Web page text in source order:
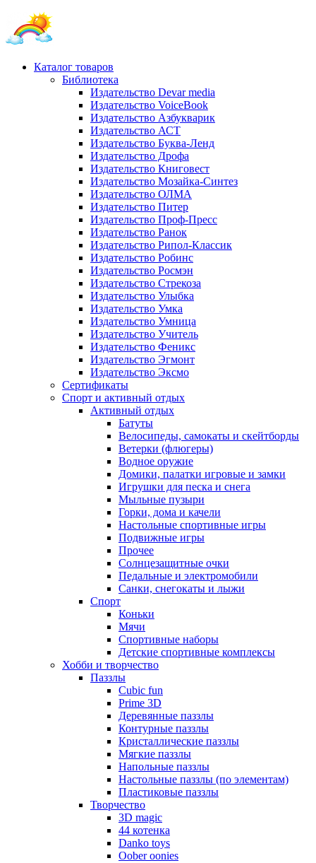
Каталог товаров
Библиотека
Издательство Devar media
Издательство VoiceBook
Издательство Азбукварик
Издательство АСТ
Издательство Буква-Ленд
Издательство Дрофа
Издательство Книговест
Издательство Мозайка-Синтез
Издательство ОЛМА
Издательство Питер
Издательство Проф-Пресс
Издательство Ранок
Издательство Рипол-Классик
Издательство Робинс
Издательство Росмэн
Издательство Стрекоза
Издательство Улыбка
Издательство Умка
Издательство Умница
Издательство Учитель
Издательство Феникс
Издательство Эгмонт
Издательство Эксмо
Сертификаты
Спорт и активный отдых
Активный отдых
Батуты
Велосипеды, самокаты и скейтборды
Ветерки (флюгеры)
Водное оружие
Домики, палатки игровые и замки
Игрушки для песка и снега
Мыльные пузыри
Горки, дома и качели
Настольные спортивные игры
Подвижные игры
Прочее
Солнцезащитные очки
Педальные и электромобили
Санки, снегокаты и лыжи
Спорт
Коньки
Мячи
Спортивные наборы
Детские спортивные комплексы
Хобби и творчество
Паззлы
Cubic fun
Prime 3D
Деревянные паззлы
Контурные паззлы
Кристаллические паззлы
Мягкие паззлы
Напольные паззлы
Настольные паззлы (по элементам)
Пластиковые паззлы
Творчество
3D magic
44 котенка
Danko toys
Oober oonies